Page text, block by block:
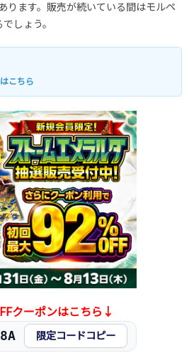
ります。販売が続いている間はモルペ
しょう。
こちら
クーポンはこちら↓
限定コードコピー